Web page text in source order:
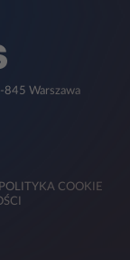
845 Warszawa
POLITYKA COOKIE